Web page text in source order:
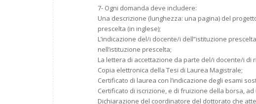
7- Ogni domanda deve includere:
Una descrizione (lunghezza: una pagina) del
prescelta (in inglese);
L’indicazione del/i docente/i dell”istituzione
nell’istituzione prescelta;
La lettera di accettazione da parte del/i docente/i di
Copia elettronica della Tesi di Laurea Magistrale;
Certificato di laurea con l’indicazione degli esami
Certificato di iscrizione, e di fruizione della borsa,
Dichiarazione del coordinatore del dottorato che